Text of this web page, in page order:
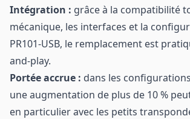
Intégration : grâce à la compatibilité
mécanique, les interfaces et la
PR101-USB, le remplacement est
and-play.
Portée accrue : dans les
une augmentation de plus de 10 %
en particulier avec les petits